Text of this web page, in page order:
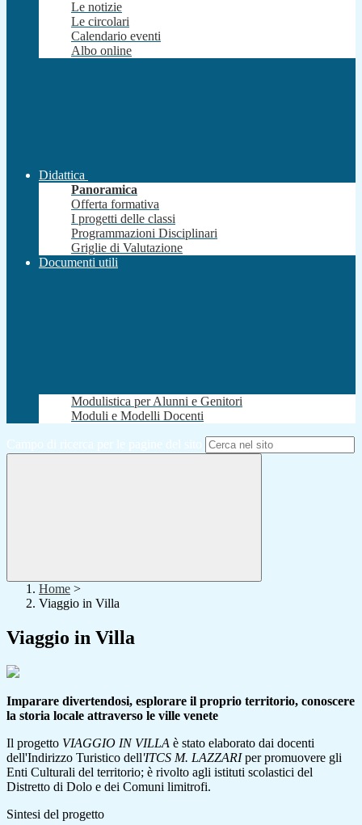
Le notizie
Le circolari
Calendario eventi
Albo online
Didattica
Panoramica
Offerta formativa
I progetti delle classi
Programmazioni Disciplinari
Griglie di Valutazione
Documenti utili
Modulistica per Alunni e Genitori
Moduli e Modelli Docenti
Campo di ricerca per le pagine del sito
Home >
Viaggio in Villa
Viaggio in Villa
Imparare divertendosi, esplorare il proprio territorio, conoscere
la storia locale attraverso le ville venete
Il progetto VIAGGIO IN VILLA è stato elaborato dai docenti
dell'Indirizzo Turistico dell'ITCS M. LAZZARIper promuovere gli
Enti Culturali del territorio; è rivolto agli istituti scolastici del
Distretto di Dolo e dei Comuni limitrofi.
Sintesi del progetto